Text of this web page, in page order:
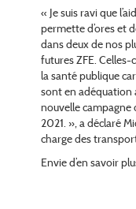
« Je suis ravi que
permette d’ores et
dans deux de nos
futures ZFE.
la santé publique
sont en adéquation
nouvelle campagne
2021. », a déclaré
charge des
Envie d’en savoir